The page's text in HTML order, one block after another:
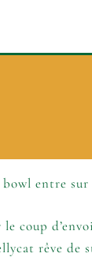
entre
coup
rêve de